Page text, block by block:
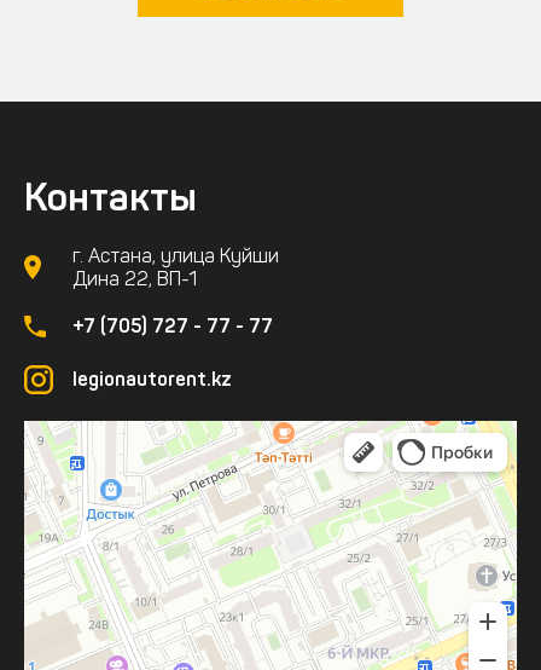
Контакты
г. Астана, улица Куйши
Дина 22, ВП-1
+7 (705) 727 - 77 - 77
legionautorent.kz